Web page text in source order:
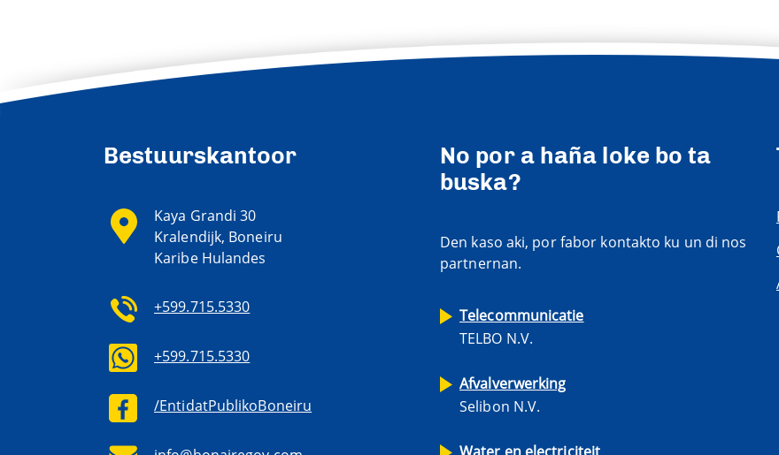
Bestuurskantoor
Kaya Grandi 30
Kralendijk, Boneiru
Karibe Hulandes
+599.715.5330
+599.715.5330
/EntidatPublikoBoneiru
No por a haña loke bo ta
buska?
Den kaso aki, por fabor kontakto ku un di nos
partnernan.
Telecommunicatie
TELBO N.V.
Afvalverwerking
Selibon N.V.